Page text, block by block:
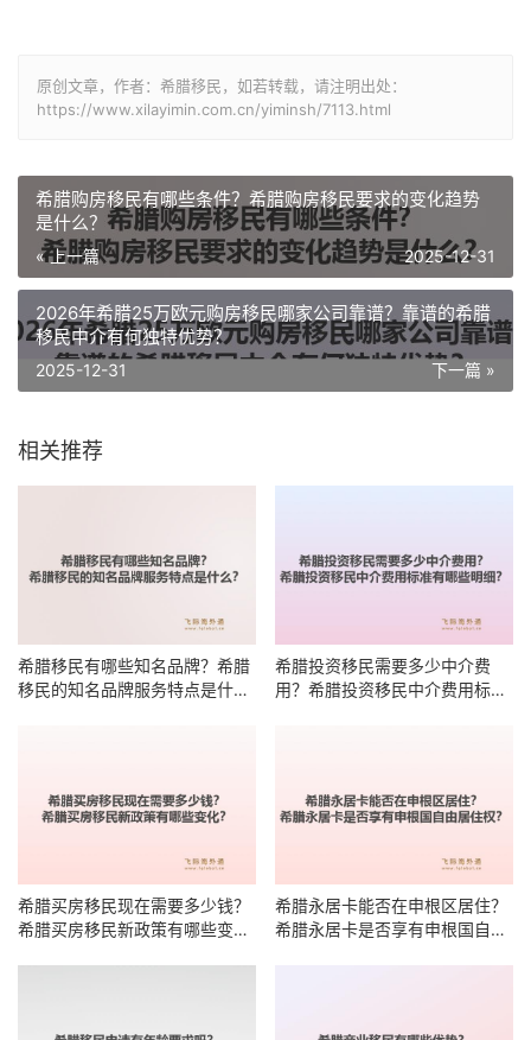
原创文章，作者：希腊移民，如若转载，请注明出处：
https://www.xilayimin.com.cn/yiminsh/7113.html
希腊购房移民有哪些条件？希腊购房移民要求的变化趋势
是什么？
« 上一篇 2025-12-31
2026年希腊25万欧元购房移民哪家公司靠谱？靠谱的希腊
移民中介有何独特优势？
下一篇 »
2025-12-31
相关推荐
希腊移民有哪些知名品牌？希腊
移民的知名品牌服务特点是什
希腊投资移民需要多少中介费
用？希腊投资移民中介费用标准
希腊买房移民现在需要多少钱？
希腊买房移民新政策有哪些变
希腊永居卡能否在申根区居住？
希腊永居卡是否享有申根国自由